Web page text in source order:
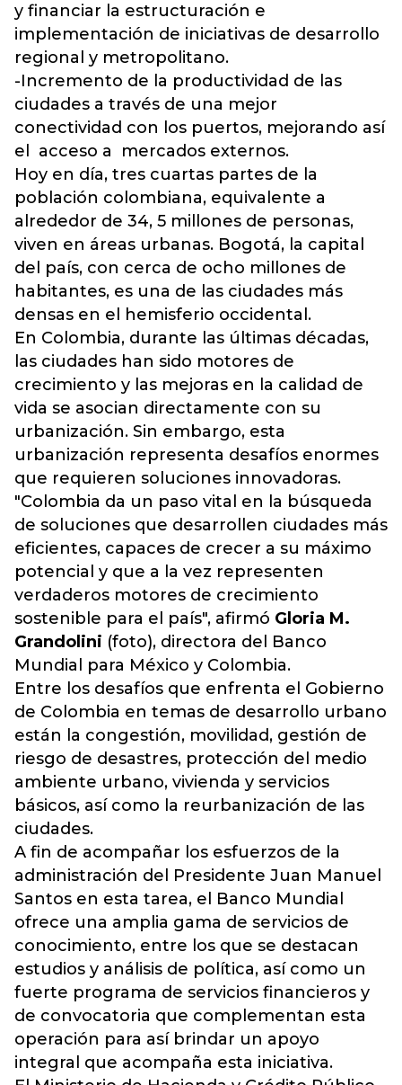
y financiar la estructuración e
implementación de iniciativas de desarrollo
regional y metropolitano.
-Incremento de la productividad de las
ciudades a través de una mejor
conectividad con los puertos, mejorando así
el acceso a mercados externos.
Hoy en día, tres cuartas partes de la
población colombiana, equivalente a
alrededor de 34, 5 millones de personas,
viven en áreas urbanas. Bogotá, la capital
del país, con cerca de ocho millones de
habitantes, es una de las ciudades más
densas en el hemisferio occidental.
En Colombia, durante las últimas décadas,
las ciudades han sido motores de
crecimiento y las mejoras en la calidad de
vida se asocian directamente con su
urbanización. Sin embargo, esta
urbanización representa desafíos enormes
que requieren soluciones innovadoras.
"Colombia da un paso vital en la búsqueda
de soluciones que desarrollen ciudades más
eficientes, capaces de crecer a su máximo
potencial y que a la vez representen
verdaderos motores de crecimiento
sostenible para el país", afirmó Gloria M.
Grandolini (foto), directora del Banco
Mundial para México y Colombia.
Entre los desafíos que enfrenta el Gobierno
de Colombia en temas de desarrollo urbano
están la congestión, movilidad, gestión de
riesgo de desastres, protección del medio
ambiente urbano, vivienda y servicios
básicos, así como la reurbanización de las
ciudades.
A fin de acompañar los esfuerzos de la
administración del Presidente Juan Manuel
Santos en esta tarea, el Banco Mundial
ofrece una amplia gama de servicios de
conocimiento, entre los que se destacan
estudios y análisis de política, así como un
fuerte programa de servicios financieros y
de convocatoria que complementan esta
operación para así brindar un apoyo
integral que acompaña esta iniciativa.